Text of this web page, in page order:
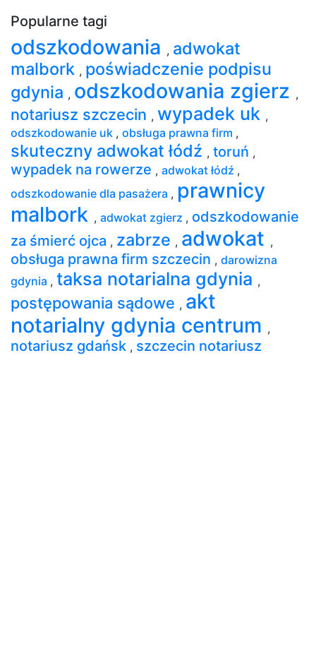
Popularne tagi
odszkodowania , adwokat
malbork , poświadczenie podpisu
gdynia , odszkodowania zgierz ,
notariusz szczecin , wypadek uk ,
odszkodowanie uk , obsługa prawna firm ,
skuteczny adwokat łódź , toruń ,
wypadek na rowerze , adwokat łódź ,
odszkodowanie dla pasażera , prawnicy
malbork , adwokat zgierz , odszkodowanie
za śmierć ojca , zabrze , adwokat ,
obsługa prawna firm szczecin , darowizna
gdynia , taksa notarialna gdynia ,
postępowania sądowe , akt
notarialny gdynia centrum ,
notariusz gdańsk , szczecin notariusz